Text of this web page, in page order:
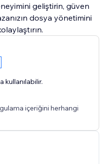
geliştirin, güven
dosya yönetimini
kullanılabilir.
içeriğini herhangi